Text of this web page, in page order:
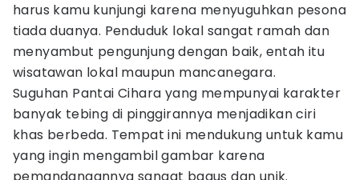
harus kamu kunjungi karena menyuguhkan pesona
tiada duanya. Penduduk lokal sangat ramah dan
menyambut pengunjung dengan baik, entah itu
wisatawan lokal maupun mancanegara.
Suguhan Pantai Cihara yang mempunyai karakter
banyak tebing di pinggirannya menjadikan ciri
khas berbeda. Tempat ini mendukung untuk kamu
yang ingin mengambil gambar karena